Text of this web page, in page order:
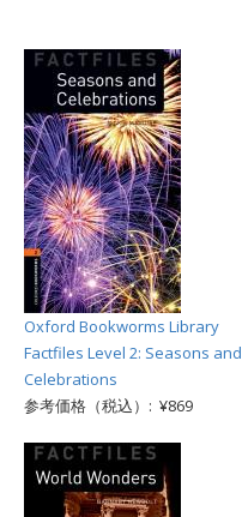
Oxford Bookworms Library
Factfiles Level 2: Seasons and
Celebrations
参考価格（税込）: ¥869